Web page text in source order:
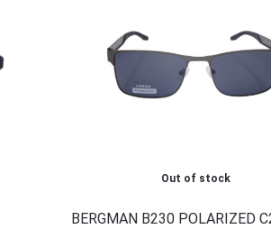
Out of stock
BERGMAN Β230 POLARIZED